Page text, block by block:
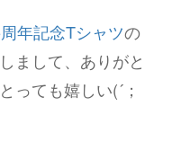
年記念Tシャツの
まして、ありがと
っても嬉しい(´；